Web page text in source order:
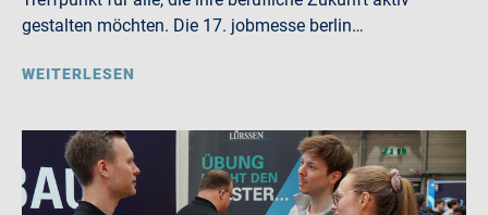
gestalten möchten. Die 17. jobmesse berlin…
WEITERLESEN